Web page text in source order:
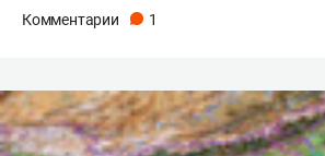
Комментарии 1